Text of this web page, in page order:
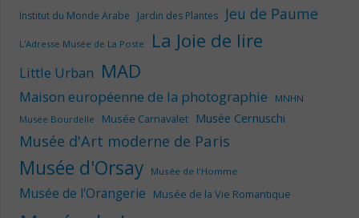
Institut du Monde Arabe Jardin des Plantes Jeu de Paume
L'Adresse Musée de La Poste La Joie de lire
Little Urban MAD
Maison européenne de la photographie
MNHN
Musée Bourdelle
Musée Carnavalet Musée Cernuschi
Musée d'Art moderne de Paris
Musée d'Orsay Musée de l'Homme
Musée de l'Orangerie Musée de la Vie Romantique